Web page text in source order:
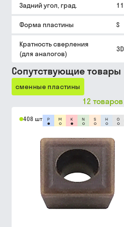
Задний угол, град. 11
Форма пластины S
Кратность сверления
(для аналогов)
3D
Сопутствующие товары
сменные пластины
12 товаров
408 шт